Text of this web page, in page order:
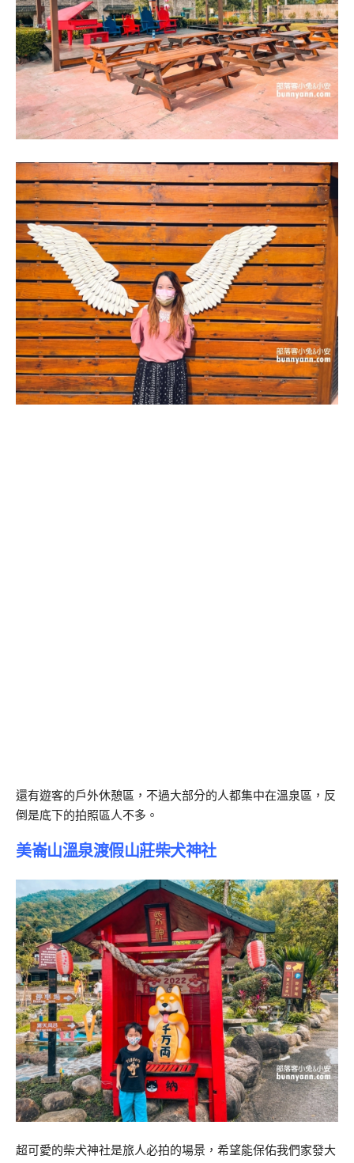
還有遊客的戶外休憩區，不過大部分的人都集中在溫泉區，反
倒是底下的拍照區人不多。
美崙山溫泉渡假山莊柴犬神社
超可愛的柴犬神社是旅人必拍的場景，希望能保佑我們家發大